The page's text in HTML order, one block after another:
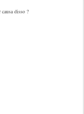
disso ?